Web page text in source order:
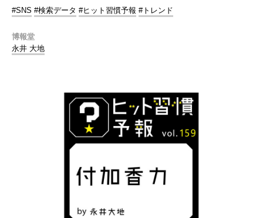
#SNS #検索データ #ヒット習慣予報 #トレンド
博報堂
永井 大地